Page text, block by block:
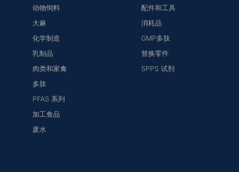
动物饲料
大麻
化学制造
乳制品
肉类和家禽
多肽
PFAS 系列
加工食品
废水
配件和工具
消耗品
GMP多肽
替换零件
SPPS 试剂